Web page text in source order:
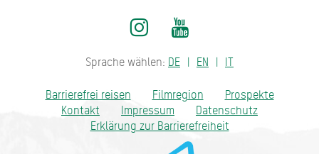
Sprache wählen: DE EN IT
Barrierefrei reisen Filmregion
Prospekte
Kontakt
Impressum
Datenschutz
Erklärung zur Barrierefreiheit